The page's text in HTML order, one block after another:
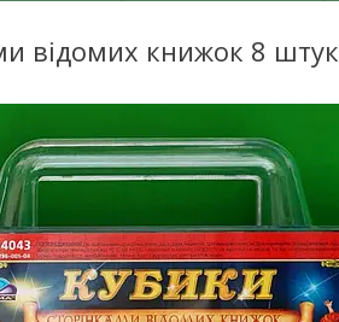
відомих книжок 8 штук